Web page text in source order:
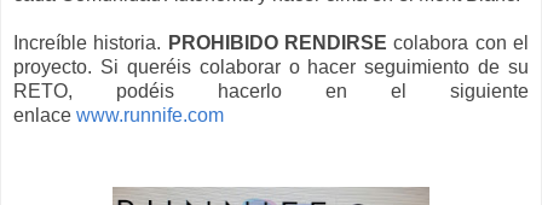
Increíble historia. PROHIBIDO RENDIRSE colabora con el
proyecto. Si queréis colaborar o hacer seguimiento de su
RETO, podéis hacerlo en el siguiente
enlace www.runnife.com